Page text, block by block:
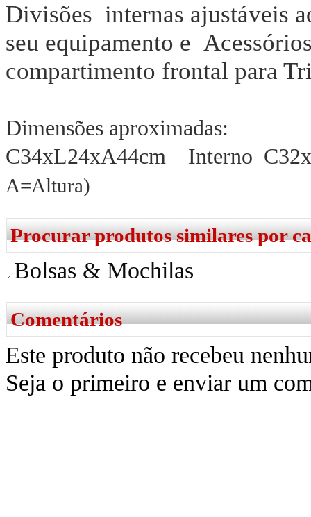
Divisões internas ajustáveis
seu equipamento e
compartimento frontal para
Dimensões aproximadas:
C34xL24xA44cm Interno
A=Altura)
Procurar produtos similares por
Bolsas & Mochilas
Comentários
Este produto não recebeu
Seja o primeiro e enviar um